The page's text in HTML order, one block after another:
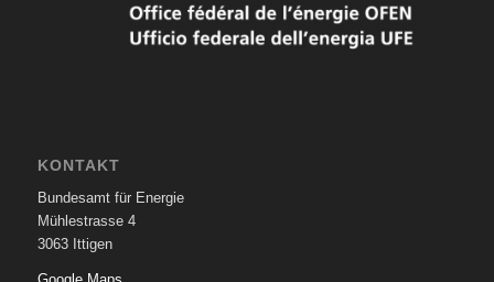
KONTAKT
Bundesamt für Energie
Mühlestrasse 4
3063 Ittigen